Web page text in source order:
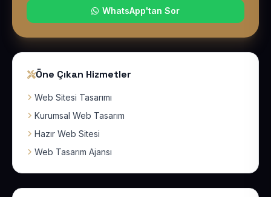
WhatsApp'tan Sor
Öne Çıkan Hizmetler
Web Sitesi Tasarımı
Kurumsal Web Tasarım
Hazır Web Sitesi
Web Tasarım Ajansı